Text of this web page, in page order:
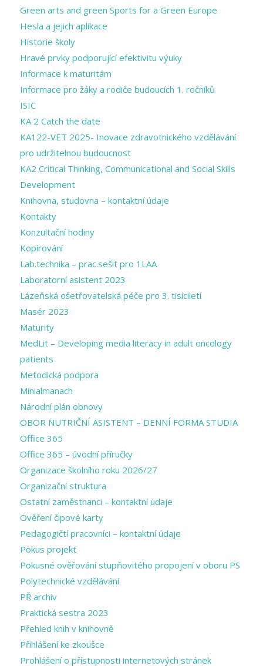
Green arts and ​green Sports for a ​Green Europe
Hesla a jejich aplikace
Historie školy
Hravé prvky podporující efektivitu výuky
Informace k maturitám
Informace pro žáky a rodiče budoucích 1. ročníků
ISIC
KA 2 Catch the date
KA122-VET 2025- Inovace zdravotnického vzdělávání
pro udržitelnou budoucnost
KA2 Critical Thinking, Communicational and Social Skills
Development
Knihovna, studovna – kontaktní údaje
Kontakty
Konzultační hodiny
Kopírování
Lab.technika – prac.sešit pro 1LAA
Laboratorní asistent 2023
Lázeňská ošetřovatelská péče pro 3. tisíciletí
Masér 2023
Maturity
MedLit – Developing media literacy in adult oncology
patients
Metodická podpora
Minialmanach
Národní plán obnovy
OBOR NUTRIČNÍ ASISTENT – DENNÍ FORMA STUDIA
Office 365
Office 365 – úvodní příručky
Organizace školního roku 2026/27
Organizační struktura
Ostatní zaměstnanci – kontaktní údaje
Ověření čipové karty
Pedagogičtí pracovníci – kontaktní údaje
Pokus projekt
Pokusné ověřování stupňovitého propojení v oboru PS
Polytechnické vzdělávání
PŘ archiv
Praktická sestra 2023
Přehled knih v knihovně
Přihlášení ke zkoušce
Prohlášení o přístupnosti internetových stránek